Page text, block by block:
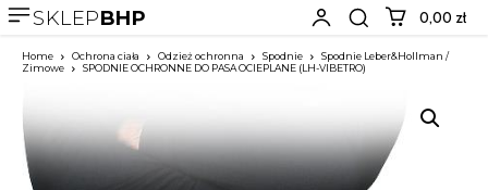
SKLEPBHP 0,00 zł
Home Ochrona ciała Odzież ochronna Spodnie
Spodnie Leber&Hollman /
Zimowe
SPODNIE OCHRONNE DO PASA OCIEPLANE (LH-VIBETRO)